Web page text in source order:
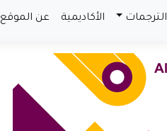
الترجمات الأكاديمية عن الموقع